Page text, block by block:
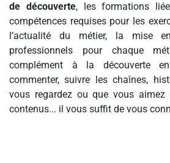
de découverte, les formations
compétences requises pour les
l’actualité du métier, la mise
professionnels pour chaque
complément à la découverte
commenter, suivre les chaînes,
vous regardez ou que vous
contenus... il vous suffit de vous